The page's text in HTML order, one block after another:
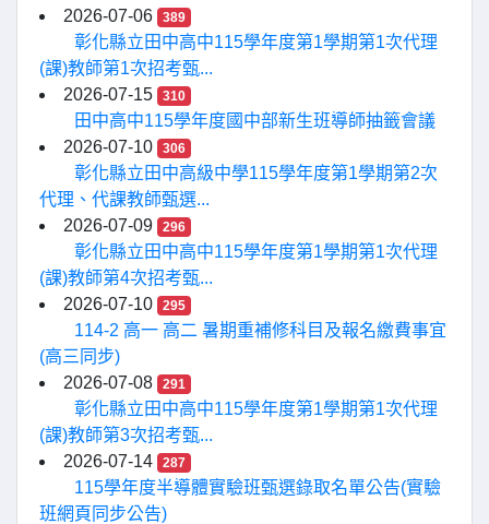
2026-07-06 389
彰化縣立田中高中115學年度第1學期第1次代理
(課)教師第1次招考甄...
2026-07-15
310
田中高中115學年度國中部新生班導師抽籤會議
2026-07-10
306
彰化縣立田中高級中學115學年度第1學期第2次
代理、代課教師甄選...
2026-07-09
296
彰化縣立田中高中115學年度第1學期第1次代理
(課)教師第4次招考甄...
2026-07-10
295
114-2 高一 高二 暑期重補修科目及報名繳費事宜
(高三同步)
2026-07-08
291
彰化縣立田中高中115學年度第1學期第1次代理
(課)教師第3次招考甄...
2026-07-14
287
115學年度半導體實驗班甄選錄取名單公告(實驗
班網頁同步公告)